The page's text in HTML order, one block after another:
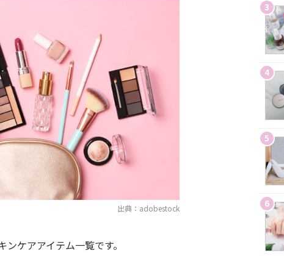
出典：adobestock
ケアアイテム一覧です。
3
4
5
6